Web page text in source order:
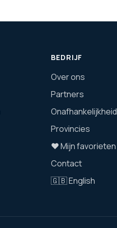
BEDRIJF
Over ons
Partners
Onafhankelijkheid
Provincies
❤️ Mijn favorieten
Contact
🇬🇧 English